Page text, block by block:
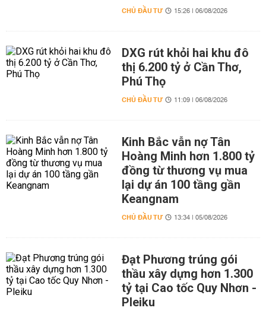
CHỦ ĐẦU TƯ 15:26 | 06/08/2026
DXG rút khỏi hai khu đô
thị 6.200 tỷ ở Cần Thơ,
Phú Thọ
CHỦ ĐẦU TƯ 11:09 | 06/08/2026
Kinh Bắc vẫn nợ Tân
Hoàng Minh hơn 1.800 tỷ
đồng từ thương vụ mua
lại dự án 100 tầng gần
Keangnam
CHỦ ĐẦU TƯ 13:34 | 05/08/2026
Đạt Phương trúng gói
thầu xây dựng hơn 1.300
tỷ tại Cao tốc Quy Nhơn -
Pleiku